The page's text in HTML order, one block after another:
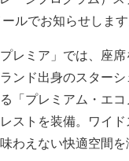
ルでお知らせします
レミア」では、座席
ンド出身のスター
「プレミアム・エ
ストを装備。ワイ
わえない快適空間を